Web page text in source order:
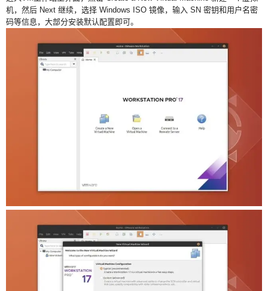
机，然后 Next 继续，选择 Windows ISO 镜像，输入 SN 密钥和用户名密
码等信息，大部分安装默认配置即可。